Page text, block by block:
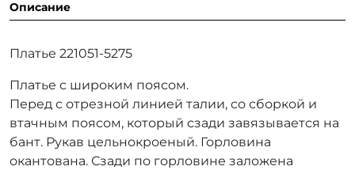
Описание
Платье 221051-5275
Платье с широким поясом.
Перед с отрезной линией талии, со сборкой и
втачным поясом, который сзади завязывается на
бант. Рукав цельнокроеный. Горловина
окантована. Сзади по горловине заложена